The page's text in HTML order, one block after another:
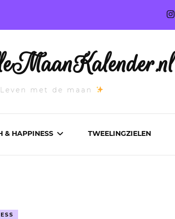
Leven met de maan
& HAPPINESS TWEELINGZIELEN